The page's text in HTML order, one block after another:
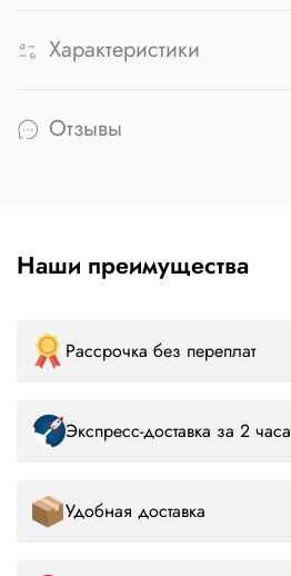
Характеристики
Отзывы
Наши преимущества
Рассрочка без переплат
Экспресс-доставка за 2 часа
Удобная доставка